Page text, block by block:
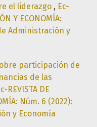
el liderazgo , Ec-
Y ECONOMÍA:
Administración y
participación de
de las
REVISTA DE
Núm. 6 (2022):
y Economía